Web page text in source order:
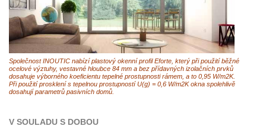
Společnost INOUTIC nabízí plastový okenní profil Eforte, který při použití běžné
ocelové výztuhy, vestavné hloubce 84 mm a bez přídavných izolačních prvků
dosahuje výborného koeficientu tepelné prostupnosti rámem, a to 0,95 W/m2K.
Při použití prosklení s tepelnou prostupností U(g) = 0,6 W/m2K okna spolehlivě
dosahují parametrů pasivních domů.
V SOULADU S DOBOU